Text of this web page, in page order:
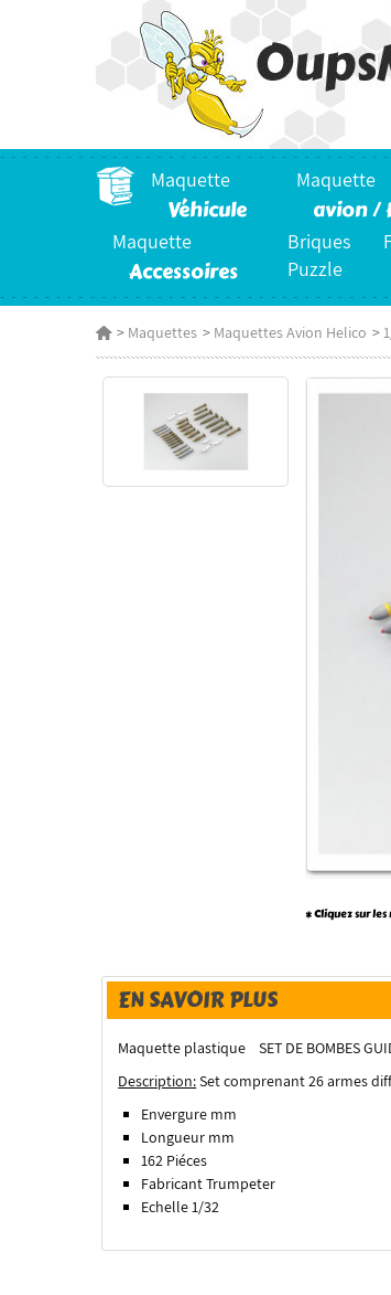
Maquette
Véhicule
Maquette
avion /
Maquette
Accessoires
Briques
Puzzle
> Maquettes > Maquettes Avion Helico >
* Cliquez sur
EN SAVOIR PLUS
Maquette plastique SET DE BOMBES
Description:Set comprenant 26 armes
Envergure mm
Longueur mm
162 Piéces
Fabricant Trumpeter
Echelle 1/32